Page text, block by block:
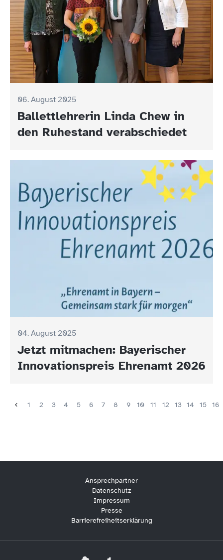
06. August 2025
Ballettlehrerin Linda Chew in
den Ruhestand verabschiedet
04. August 2025
Jetzt mitmachen: Bayerischer
Innovationspreis Ehrenamt 2026
1 2 3 4 5 6 7 8 9 10 11 12 13 14 15 16
Ansprechpartner
Datenschutz
Impressum
Presse
Barrierefreiheitserklärung